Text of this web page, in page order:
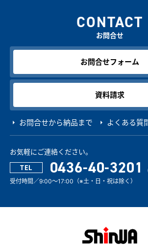
CONTACT
お問合せ
お問合せフォーム
資料請求
お問合せから納品まで よくある質
お気軽にご連絡ください。
TEL 0436-40-3201
受付時間／9:00～17:00（※土・日・祝は除く）